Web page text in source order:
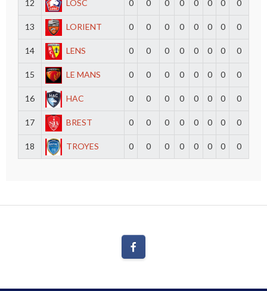
12 LOSC 0 0 0 0 0 0 0 0
13 LORIENT 0 0 0 0 0 0 0 0
14 LENS 0 0 0 0 0 0 0 0
15 LE MANS 0 0 0 0 0 0 0 0
16 HAC 0 0 0 0 0 0 0 0
17 BREST 0 0 0 0 0 0 0 0
18 TROYES 0 0 0 0 0 0 0 0